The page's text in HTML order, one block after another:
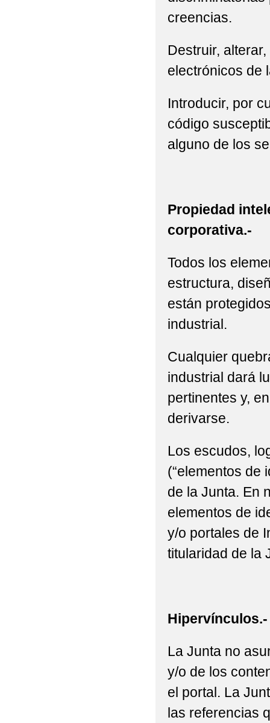
creencias.
Destruir,
electrónicos de
Introducir, por
código
alguno de los
Propiedad
corporativa.-
Todos los
estructura,
están
industrial.
Cualquier
industrial dará
pertinentes y,
derivarse.
Los escudos,
(“elementos de
de la Junta. En
elementos de
y/o portales de
titularidad de la
Hipervínculos.-
La Junta no
y/o de los
el portal. La
las referencias